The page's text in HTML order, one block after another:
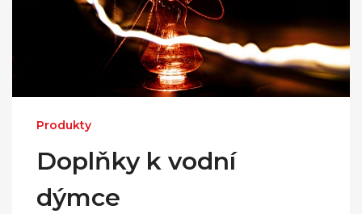
Produkty
Doplňky k vodní
dýmce